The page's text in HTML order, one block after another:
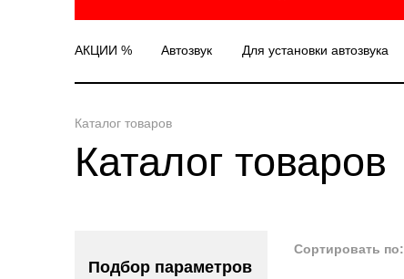
АКЦИИ % Автозвук Для установки автозвука
Каталог товаров
Каталог товаров
Подбор параметров
Сортировать по: